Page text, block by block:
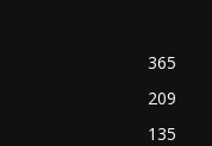
365
209
135